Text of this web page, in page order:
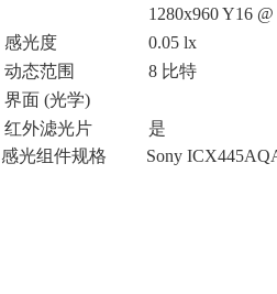
1280x960 Y16
感光度
0.05 lx
动态范围
8 比特
界面 (光学)
红外滤光片
是
感光组件规格 Sony